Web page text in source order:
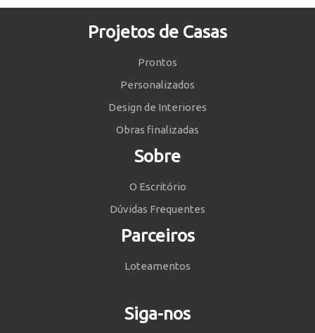
Projetos de Casas
Prontos
Personalizados
Design de Interiores
Obras finalizadas
Sobre
O Escritório
Dúvidas Frequentes
Parceiros
Loteamentos
Siga-nos